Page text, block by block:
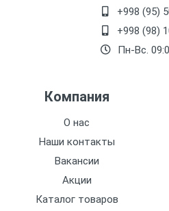
+998 (95)
+998 (98)
Пн-Вс.
Компания
О нас
Наши контакты
Вакансии
Акции
Каталог товаров